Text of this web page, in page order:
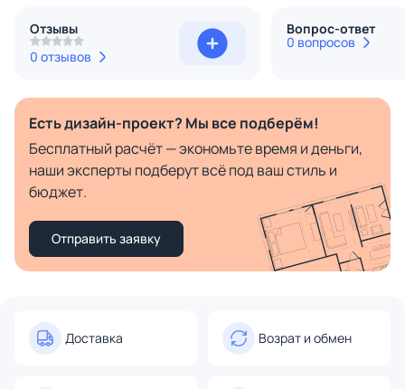
Отзывы
0 отзывов
Вопрос-ответ
0 вопросов
Есть дизайн-проект? Мы все подберём!
Бесплатный расчёт — экономьте время и деньги,
наши эксперты подберут всё под ваш стиль и
бюджет.
Отправить заявку
Доставка Возрат и обмен